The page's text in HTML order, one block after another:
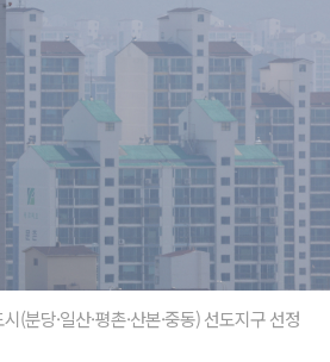
(분당·일산·평촌·산본·중동) 선도지구 선정